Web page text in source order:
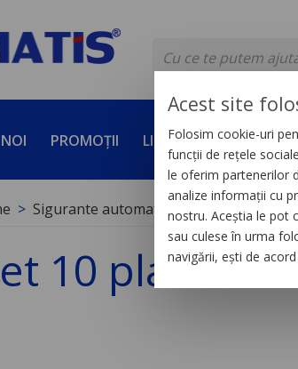
PROMOȚII LICHIDĂRI DE STOC
Sigurante automate Accesorii
10 placi
Acest site
Folosim cookie-uri
funcții de rețele
le oferim partenerilor
analize informații cu
nostru. Aceștia le pot
sau culese în urma
navigării, ești de